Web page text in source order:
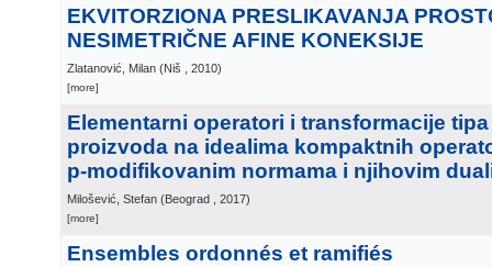
EKVITORZIONA PRESLIKAVANJA
NESIMETRIČNE AFINE KONEKSIJE
Zlatanović, Milan (Niš , 2010)
[more]
Elementarni operatori i transformacije
proizvoda na idealima kompaktnih
p-modifikovanim normama i njihovim
Milošević, Stefan (Beograd , 2017)
[more]
Ensembles ordonnés et ramifiés